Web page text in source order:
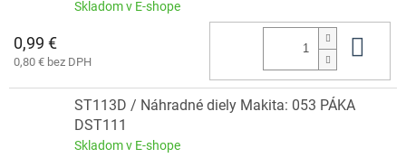
Skladom v E-shope
0,99 €
0,80 € bez DPH
ST113D / Náhradné diely Makita: 053 PÁKA
DST111
Skladom v E-shope